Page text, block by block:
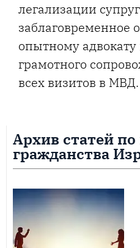
легализации
заблаговременное
опытному
грамотного
всех визитов в МВД.
Архив статей
гражданства